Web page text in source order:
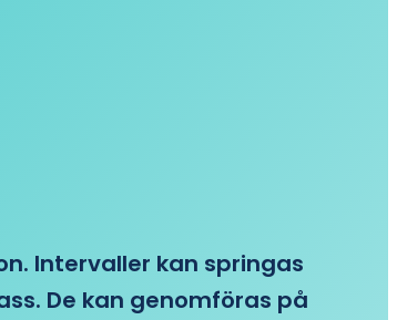
Intervaller kan springas
De kan genomföras på